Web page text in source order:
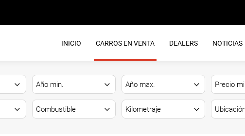
INICIO CARROS EN VENTA DEALERS NOTICIAS